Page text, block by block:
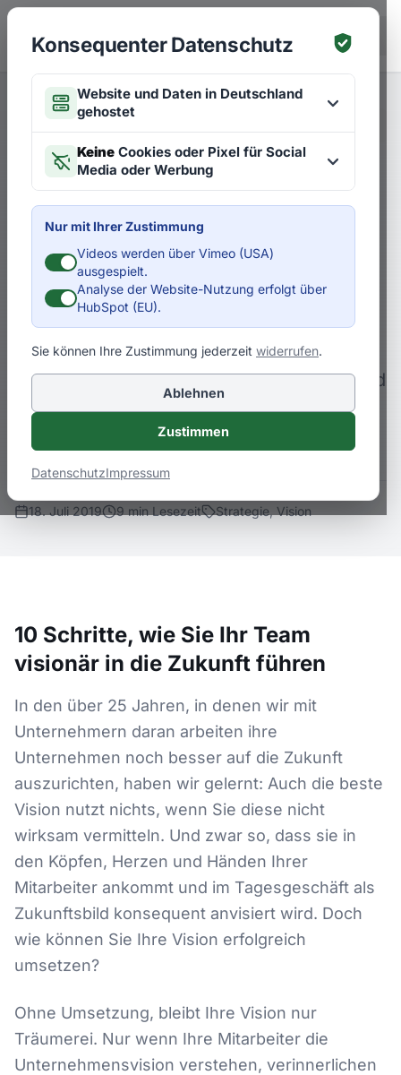
Zum Hauptinhalt springen
EN
Make your vision work! Wie
Sie Ihre Vision erfolgreich
umsetzen
Auch die beste Vision nutzt nichts, wenn
Sie diese nicht wirksam vermitteln. Und
zwar so, dass sie in den Köpfen, Herzen
und Händen Ihrer Mitarbeiter ankommt und
im Tagesgeschäft als Zukunftsbild
konsequent anvisiert wird.
18. Juli 2019 9 min Lesezeit Strategie, Vision
10 Schritte, wie Sie Ihr Team
visionär in die Zukunft führen
In den über 25 Jahren, in denen wir mit
Unternehmern daran arbeiten ihre
Unternehmen noch besser auf die Zukunft
auszurichten, haben wir gelernt: Auch die beste
Vision nutzt nichts, wenn Sie diese nicht
wirksam vermitteln. Und zwar so, dass sie in
den Köpfen, Herzen und Händen Ihrer
Mitarbeiter ankommt und im Tagesgeschäft als
Zukunftsbild konsequent anvisiert wird. Doch
wie können Sie Ihre Vision erfolgreich
umsetzen?
Ohne Umsetzung, bleibt Ihre Vision nur
Träumerei. Nur wenn Ihre Mitarbeiter die
Unternehmensvision verstehen, verinnerlichen
Konsequenter Datenschutz
Website und Daten in Deutschland
gehostet
Keine Cookies oder Pixel für Social
Media oder Werbung
Nur mit Ihrer Zustimmung
Videos werden über Vimeo (USA)
ausgespielt.
Analyse der Website-Nutzung erfolgt über
HubSpot (EU).
Sie können Ihre Zustimmung jederzeit widerrufen.
Ablehnen
Zustimmen
DatenschutzImpressum